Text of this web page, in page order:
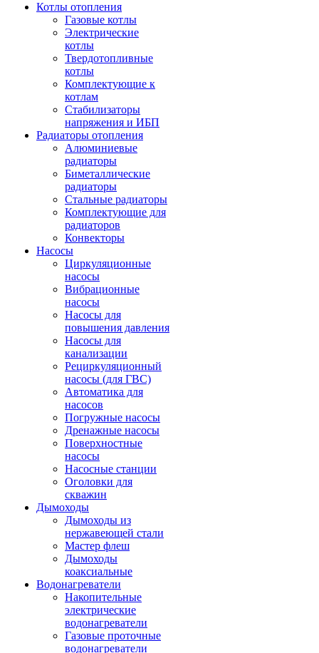
Котлы отопления
Газовые котлы
Электрические
котлы
Твердотопливные
котлы
Комплектующие к
котлам
Стабилизаторы
напряжения и ИБП
Радиаторы отопления
Алюминиевые
радиаторы
Биметаллические
радиаторы
Стальные радиаторы
Комплектующие для
радиаторов
Конвекторы
Насосы
Циркуляционные
насосы
Вибрационные
насосы
Насосы для
повышения давления
Насосы для
канализации
Рециркуляционный
насосы (для ГВС)
Автоматика для
насосов
Погружные насосы
Дренажные насосы
Поверхностные
насосы
Насосные станции
Оголовки для
скважин
Дымоходы
Дымоходы из
нержавеющей стали
Мастер флеш
Дымоходы
коаксиальные
Водонагреватели
Накопительные
электрические
водонагреватели
Газовые проточные
водонагреватели